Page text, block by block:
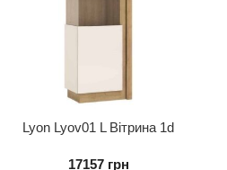
Lyon Lyov01 L Вітрина 1d
17157 грн